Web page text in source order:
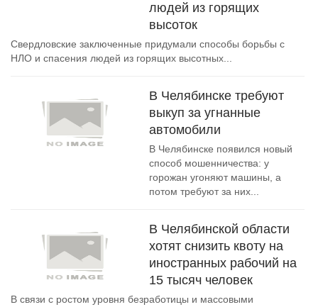
людей из горящих
высоток
Свердловские заключенные придумали способы борьбы с
НЛО и спасения людей из горящих высотных...
В Челябинске требуют
выкуп за угнанные
автомобили
В Челябинске появился новый
способ мошенничества: у
горожан угоняют машины, а
потом требуют за них...
В Челябинской области
хотят снизить квоту на
иностранных рабочий на
15 тысяч человек
В связи с ростом уровня безработицы и массовыми